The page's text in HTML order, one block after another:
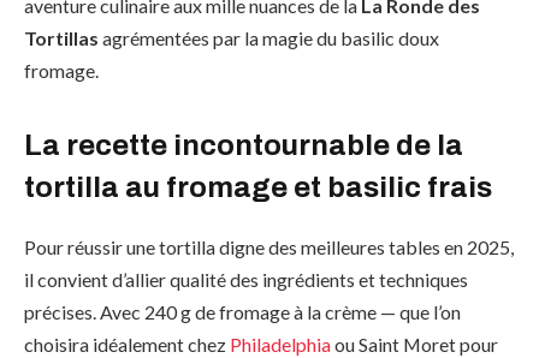
aventure culinaire aux mille nuances de la La Ronde des
Tortillas agrémentées par la magie du basilic doux
fromage.
La recette incontournable de la
tortilla au fromage et basilic frais
Pour réussir une tortilla digne des meilleures tables en 2025,
il convient d’allier qualité des ingrédients et techniques
précises. Avec 240 g de fromage à la crème — que l’on
choisira idéalement chez Philadelphiaou Saint Moret pour